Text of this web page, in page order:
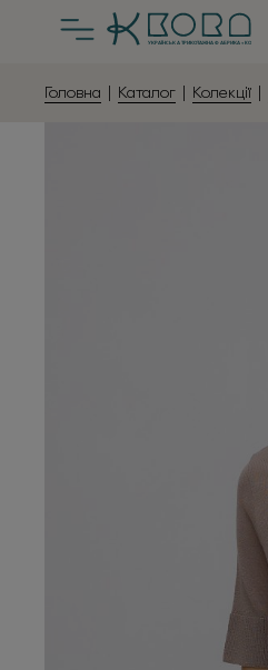
Головна | Каталог | Колекції |